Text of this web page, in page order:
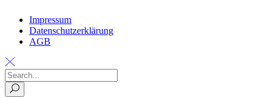
Impressum
Datenschutzerklärung
AGB